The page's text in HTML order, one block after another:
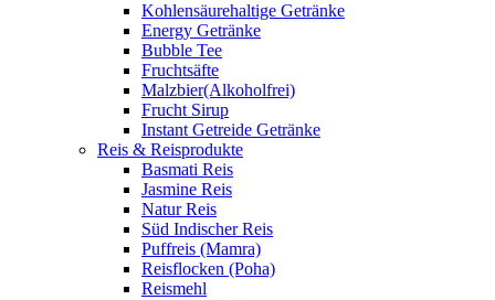
Kohlensäurehaltige Getränke
Energy Getränke
Bubble Tee
Fruchtsäfte
Malzbier(Alkoholfrei)
Frucht Sirup
Instant Getreide Getränke
Reis & Reisprodukte
Basmati Reis
Jasmine Reis
Natur Reis
Süd Indischer Reis
Puffreis (Mamra)
Reisflocken (Poha)
Reismehl